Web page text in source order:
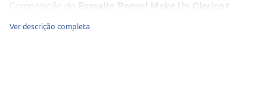
Composição do Esmalte Panvel Make Up Clericot
Acetato de Butila
Ver descrição completa